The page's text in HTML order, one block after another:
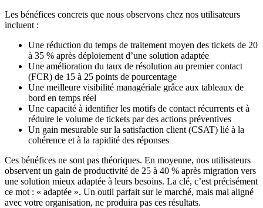
Les bénéfices concrets que nous observons chez nos utilisateurs
incluent :
Une réduction du temps de traitement moyen des tickets de 20
à 35 % après déploiement d’une solution adaptée
Une amélioration du taux de résolution au premier contact
(FCR) de 15 à 25 points de pourcentage
Une meilleure visibilité managériale grâce aux tableaux de
bord en temps réel
Une capacité à identifier les motifs de contact récurrents et à
réduire le volume de tickets par des actions préventives
Un gain mesurable sur la satisfaction client (CSAT) lié à la
cohérence et à la rapidité des réponses
Ces bénéfices ne sont pas théoriques. En moyenne, nos utilisateurs
observent un gain de productivité de 25 à 40 % après migration vers
une solution mieux adaptée à leurs besoins. La clé, c’est précisément
ce mot : « adaptée ». Un outil parfait sur le marché, mais mal aligné
avec votre organisation, ne produira pas ces résultats.